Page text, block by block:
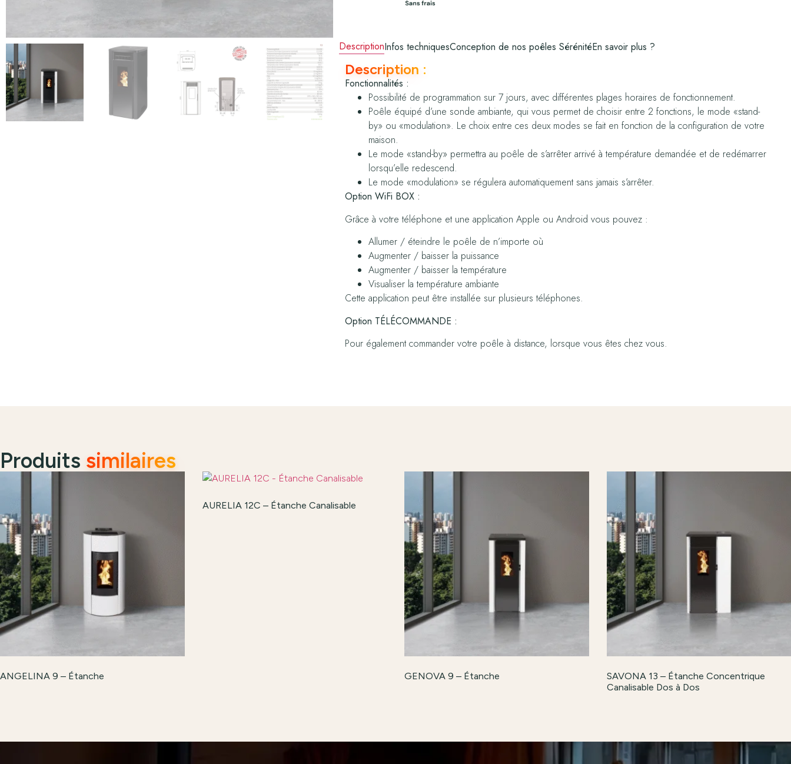
DescriptionInfos techniquesConception de nos poêles SérénitéEn savoir plus ?
Description :
Fonctionnalités :
Possibilité de programmation sur 7 jours, avec différentes plages horaires de fonctionnement.
Poêle équipé d’une sonde ambiante, qui vous permet de choisir entre 2 fonctions, le mode «stand-
by» ou «modulation». Le choix entre ces deux modes se fait en fonction de la configuration de votre
maison.
Le mode «stand-by» permettra au poêle de s’arrêter arrivé à température demandée et de redémarrer
lorsqu’elle redescend.
Le mode «modulation» se régulera automatiquement sans jamais s’arrêter.
Option WiFi BOX :
Grâce à votre téléphone et une application Apple ou Android vous pouvez :
Allumer / éteindre le poêle de n’importe où
Augmenter / baisser la puissance
Augmenter / baisser la température
Visualiser la température ambiante
Cette application peut être installée sur plusieurs téléphones.
Option TÉLÉCOMMANDE :
Pour également commander votre poêle à distance, lorsque vous êtes chez vous.
Produits similaires
ANGELINA 9 – Étanche
AURELIA 12C – Étanche Canalisable
GENOVA 9 – Étanche
SAVONA 13 – Étanche Concentrique
Canalisable Dos à Dos